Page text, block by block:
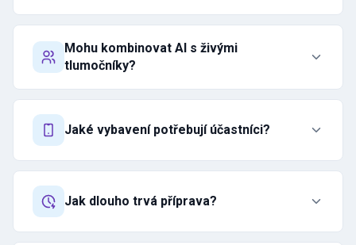
Mohu kombinovat AI s živými
tlumočníky?
Jaké vybavení potřebují účastníci?
Jak dlouho trvá příprava?